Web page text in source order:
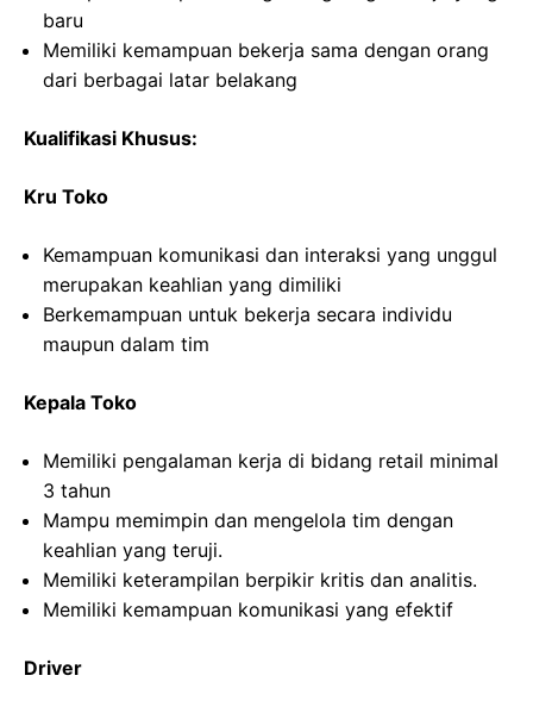
baru
Memiliki kemampuan bekerja sama dengan orang
dari berbagai latar belakang
Kualifikasi Khusus:
Kru Toko
Kemampuan komunikasi dan interaksi yang unggul
merupakan keahlian yang dimiliki
Berkemampuan untuk bekerja secara individu
maupun dalam tim
Kepala Toko
Memiliki pengalaman kerja di bidang retail minimal
3 tahun
Mampu memimpin dan mengelola tim dengan
keahlian yang teruji.
Memiliki keterampilan berpikir kritis dan analitis.
Memiliki kemampuan komunikasi yang efektif
Driver